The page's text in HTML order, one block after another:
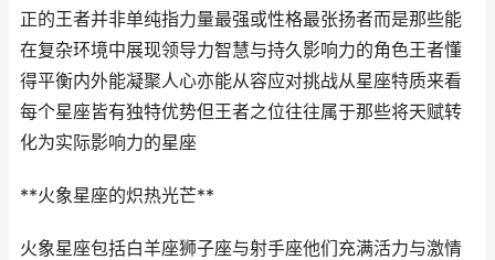
正的王者并非单纯指力量最强或性格最张扬者而是那些能
在复杂环境中展现领导力智慧与持久影响力的角色王者懂
得平衡内外能凝聚人心亦能从容应对挑战从星座特质来看
每个星座皆有独特优势但王者之位往往属于那些将天赋转
化为实际影响力的星座
**火象星座的炽热光芒**
火象星座包括白羊座狮子座与射手座他们充满活力与激情